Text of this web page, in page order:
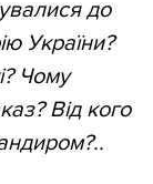
до
України?
Чому
Від кого